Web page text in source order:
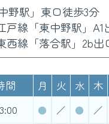
野駅」東口徒歩3分
戸線「東中野駅」A1
西線「落合駅」2b出
間 月 火 水 木
● ／ ● ／